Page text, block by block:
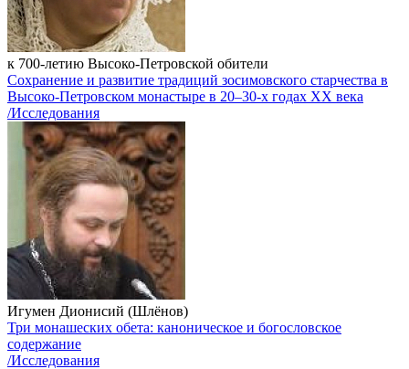
к 700-летию Высоко-Петровской обители
Сохранение и развитие традиций зосимовского старчества в
Высоко-Петровском монастыре в 20–30-х годах ХХ века
/Исследования
Игумен Дионисий (Шлёнов)
Три монашеских обета: каноническое и богословское
содержание
/Исследования